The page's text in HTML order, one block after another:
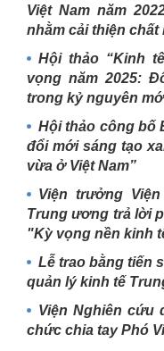
Việt Nam năm
nhằm cải thiện
Hội thảo “Kinh
vọng năm 2025:
trong kỷ nguyên
Hội thảo công bố
đổi mới sáng tạo
vừa ở Việt Nam”
Viện trưởng
Trung ương trả lời
"Kỳ vọng nền kinh
Lễ trao bằng tiến
quản lý kinh tế
Viện Nghiên cứu
chức chia tay Phó